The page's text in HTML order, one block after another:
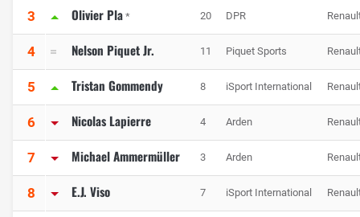
3 Olivier Pla * 20 DPR
4 Nelson Piquet Jr. 11 Piquet Sports
5 Tristan Gommendy 8 iSport International
6 Nicolas Lapierre 4 Arden
7 Michael Ammermüller 3 Arden
8 E.J. Viso 7 iSport International